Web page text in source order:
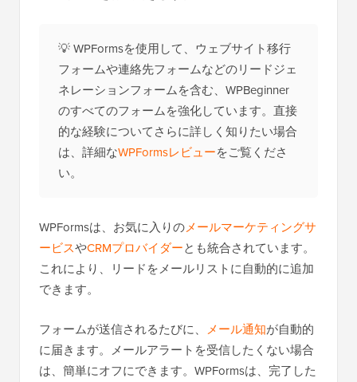
💡 WPFormsを使用して、ウェブサイト移行
フォームや連絡先フォームなどのリードジェ
ネレーションフォームを含む、WPBeginner
のすべてのフォームを強化しています。直接
的な経験についてさらに詳しく知りたい場合
は、詳細なWPFormsレビューをご覧くださ
い。
WPFormsは、お気に入りのメールマーケティングサ
ービスやCRMプロバイダーとも統合されています。
これにより、リードをメールリストに自動的に追加
できます。
フォームが送信されるたびに、 メール通知が自動的
に届きます。メールアラートを受信したくない場合
は、簡単にオフにできます。WPFormsは、完了した